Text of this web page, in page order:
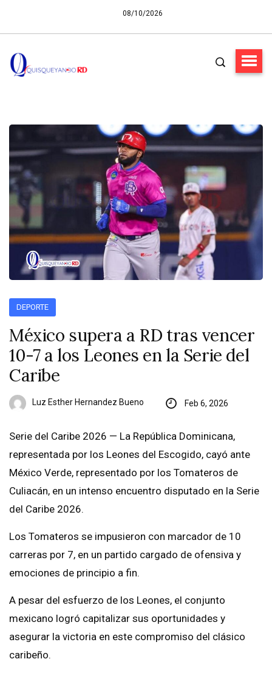
08/10/2026
DEPORTE
México supera a RD tras vencer
10-7 a los Leones en la Serie del
Caribe
Luz Esther Hernandez Bueno Feb 6, 2026
Serie del Caribe 2026 — La República Dominicana,
representada por los Leones del Escogido, cayó ante
México Verde, representado por los Tomateros de
Culiacán, en un intenso encuentro disputado en la Serie
del Caribe 2026.
Los Tomateros se impusieron con marcador de 10
carreras por 7, en un partido cargado de ofensiva y
emociones de principio a fin.
A pesar del esfuerzo de los Leones, el conjunto
mexicano logró capitalizar sus oportunidades y
asegurar la victoria en este compromiso del clásico
caribeño.